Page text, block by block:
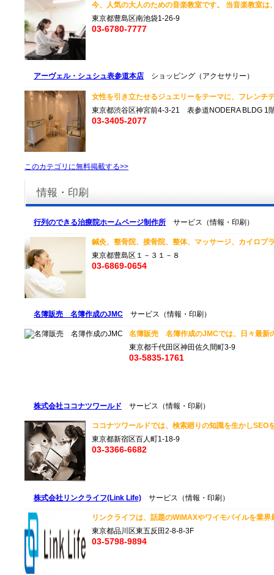
今、人気の大人のための音楽教室です。 当音楽教室
東京都豊島区南池袋1-26-9
03-6780-7777
アーヴェル・シュシュ表参道本店 ショッピング（アクセサリー）
女性を引き立たせるジュエリーをテーマに、フレン
東京都渋谷区神宮前4-3-21 表参道NODERA BLDG 1
03-3405-2077
このカテゴリに無料掲載する>>
情報・印刷
行列のできる治療院ホームページ制作所 サービス（情報・印刷）
鍼灸、整骨院、接骨院、整体、マッサージ、カイロプ
東京都豊島区１－３１－８
03-6869-0654
名簿販売 名簿作成のJMC サービス（情報・印刷）
名簿販売 名簿作成のJMCでは、日々最新
東京都千代田区神田佐久間町3-9
03-5835-1761
株式会社ココナツワールド サービス（情報・印刷）
ココナツワールドでは、検索廻りの知識を生かしSEO
東京都新宿区百人町1-18-9
03-3366-6682
株式会社リンクライフ(Link Life) サービス（情報・印刷）
リンクライフは、話題のWiMAXやワイモバイルを業界
東京都品川区東五反田2-8-8-3F
03-5798-9894